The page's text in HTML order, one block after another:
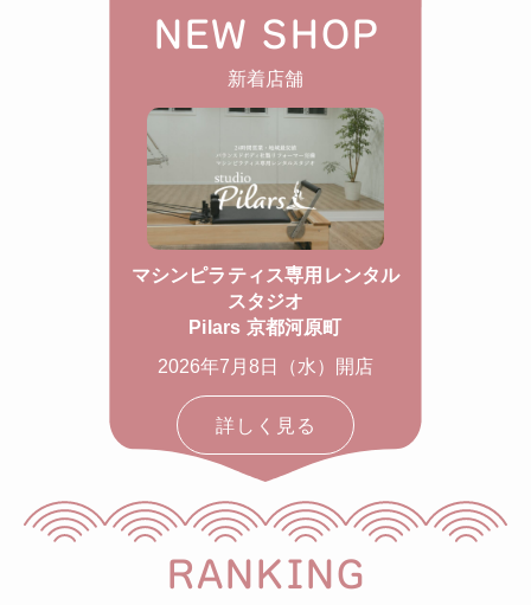
NEW SHOP
新着店舗
マシンピラティス専用レンタル
スタジオ
Pilars 京都河原町
2026年7月8日（水）開店
詳しく見る
RANKING